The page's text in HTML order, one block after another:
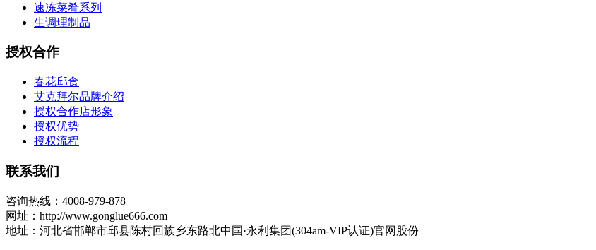
速冻菜肴系列
生调理制品
授权合作
春花邱食
艾克拜尔品牌介绍
授权合作店形象
授权优势
授权流程
联系我们
咨询热线：4008-979-878
网址：http://www.gonglue666.com
地址：河北省邯郸市邱县陈村回族乡东路北中国·永利集团(304am-VIP认证)官网股份